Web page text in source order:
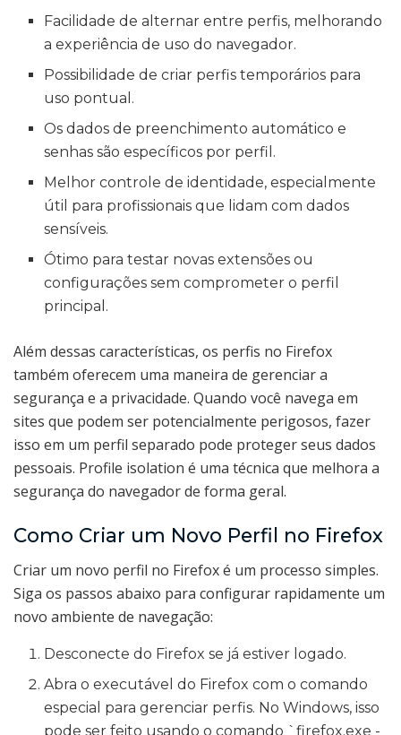
Facilidade de alternar entre perfis, melhorando
a experiência de uso do navegador.
Possibilidade de criar perfis temporários para
uso pontual.
Os dados de preenchimento automático e
senhas são específicos por perfil.
Melhor controle de identidade, especialmente
útil para profissionais que lidam com dados
sensíveis.
Ótimo para testar novas extensões ou
configurações sem comprometer o perfil
principal.
Além dessas características, os perfis no Firefox
também oferecem uma maneira de gerenciar a
segurança e a privacidade. Quando você navega em
sites que podem ser potencialmente perigosos, fazer
isso em um perfil separado pode proteger seus dados
pessoais. Profile isolation é uma técnica que melhora a
segurança do navegador de forma geral.
Como Criar um Novo Perfil no Firefox
Criar um novo perfil no Firefox é um processo simples.
Siga os passos abaixo para configurar rapidamente um
novo ambiente de navegação:
Desconecte do Firefox se já estiver logado.
Abra o executável do Firefox com o comando
especial para gerenciar perfis. No Windows, isso
pode ser feito usando o comando `firefox.exe -